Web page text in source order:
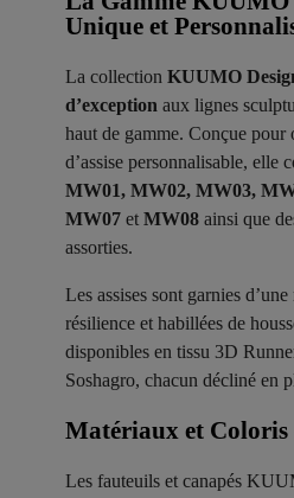
Unique et
La collection KUUMO
d’exception aux lignes
haut de gamme. Conçue
d’assise personnalisable, elle
MW01, MW02, MW03,
MW07 et MW08 ainsi que
assorties.
Les assises sont garnies
résilience et habillées de
disponibles en tissu 3D
Soshagro, chacun décliné en
Matériaux et Coloris
Les fauteuils et canapés